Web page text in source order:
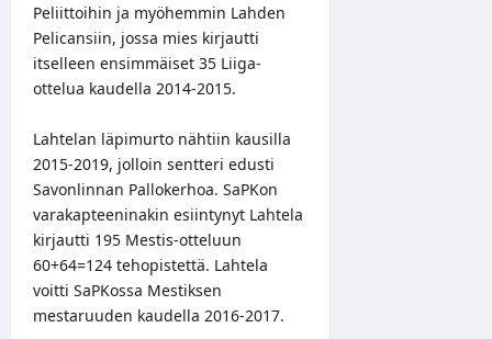
Peliittoihin ja myöhemmin Lahden
Pelicansiin, jossa mies kirjautti
itselleen ensimmäiset 35 Liiga-
ottelua kaudella 2014-2015.
Lahtelan läpimurto nähtiin kausilla
2015-2019, jolloin sentteri edusti
Savonlinnan Pallokerhoa. SaPKon
varakapteeninakin esiintynyt Lahtela
kirjautti 195 Mestis-otteluun
60+64=124 tehopistettä. Lahtela
voitti SaPKossa Mestiksen
mestaruuden kaudella 2016-2017.